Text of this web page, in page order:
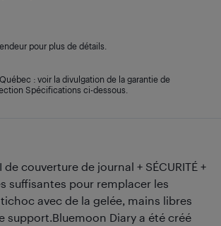
de couverture de journal + SÉCURITÉ +
suffisantes pour remplacer les
avec de la gelée, mains libres
support.Bluemoon Diary a été créé
pour plus de détails.
: voir la divulgation de la garantie de
Spécifications ci-dessous.